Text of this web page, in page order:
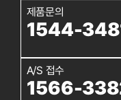
제품문의
1544-
A/S 접수
1566-